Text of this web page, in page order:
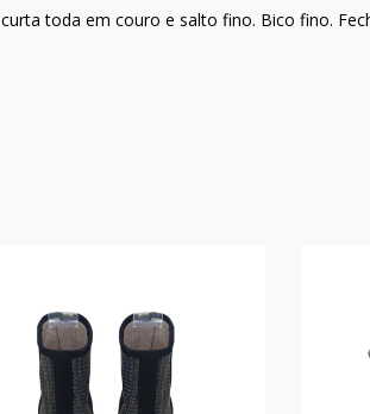
toda em couro e salto fino. Bico fino.